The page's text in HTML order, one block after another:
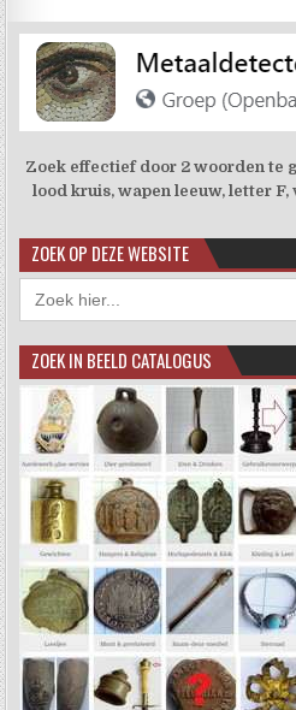
Zoek effectief door 2 woorden te
lood kruis, wapen leeuw, letter
ZOEK OP DEZE WEBSITE
Zoek
naar:
ZOEK IN BEELD CATALOGUS